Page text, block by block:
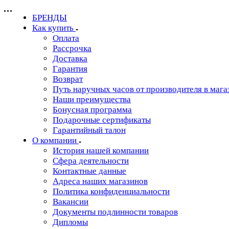
БРЕНДЫ
Как купить
Оплата
Рассрочка
Доставка
Гарантия
Возврат
Путь наручных часов от производителя в
Наши преимущества
Бонусная программа
Подарочные сертификаты
Гарантийный талон
О компании
История нашей компании
Сфера деятельности
Контактные данные
Адреса наших магазинов
Политика конфиденциальности
Вакансии
Документы подлинности товаров
Дипломы